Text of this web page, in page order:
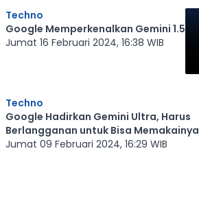
Techno
Google Memperkenalkan Gemini 1.5
Jumat 16 Februari 2024, 16:38 WIB
Techno
Google Hadirkan Gemini Ultra, Harus
Berlangganan untuk Bisa Memakainya
Jumat 09 Februari 2024, 16:29 WIB